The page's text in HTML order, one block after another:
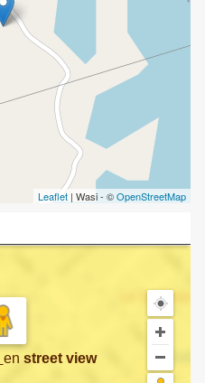
Leaflet | Wasi - ©OpenStreetMap
en street view